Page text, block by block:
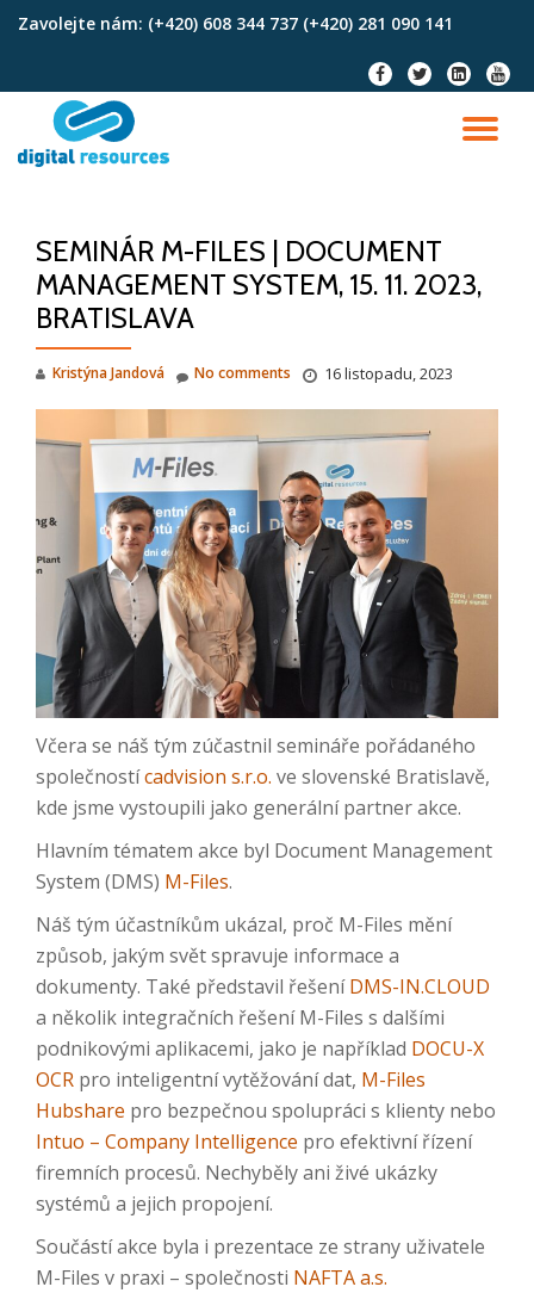
Zavolejte nám: (+420) 608 344 737 (+420) 281 090 141
fa-
facebook
fa-
twitter
fa-
linkedin-
square
fa-
SEMINÁR M-FILES | DOCUMENT
MANAGEMENT SYSTEM, 15. 11. 2023,
BRATISLAVA
Kristýna Jandová 16 listopadu, 2023
No comments
Včera se náš tým zúčastnil semináře pořádaného
společnostícadvision s.r.o. ve slovenské Bratislavě,
kde jsme vystoupili jako generální partner akce.
Hlavním tématem akce byl Document Management
System (DMS) M-Files.
Náš tým účastníkům ukázal, proč M-Files mění
způsob, jakým svět spravuje informace a
dokumenty. Také představil řešeníDMS-IN.CLOUD
a několik integračních řešení M-Files s dalšími
podnikovými aplikacemi, jako je například DOCU-X
OCR pro inteligentní vytěžování dat, M-Files
Hubshare pro bezpečnou spolupráci s klienty nebo
Intuo – Company Intelligence pro efektivní řízení
firemních procesů. Nechyběly ani živé ukázky
systémů a jejich propojení.
Součástí akce byla i prezentace ze strany uživatele
M-Files v praxi – společnosti NAFTA a.s.